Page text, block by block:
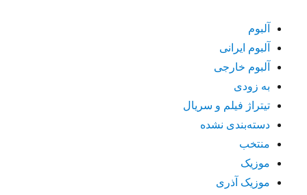
آلبوم
آلبوم ایرانی
آلبوم خارجی
به زودی
تیتراژ فیلم و سریال
دسته‌بندی نشده
منتخب
موزیک
موزیک آذری